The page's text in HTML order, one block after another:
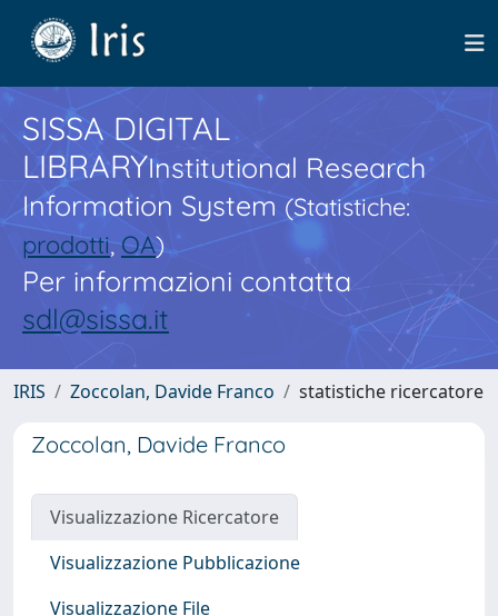
SISSA DIGITAL
LIBRARYInstitutional Research
Information System(Statistiche:
prodotti,OA)
Per informazioni contatta
sdl@sissa.it
IRIS Zoccolan, Davide Franco statistiche ricercatore
Zoccolan, Davide Franco
Visualizzazione Ricercatore
Visualizzazione Pubblicazione
Visualizzazione File